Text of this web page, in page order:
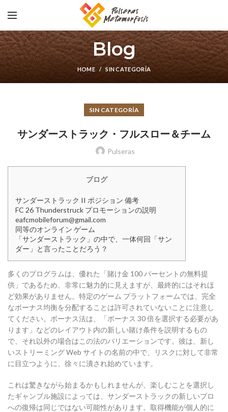
Blog
HOME SIN CATEGORÍA
SIN CATEGORÍA
サンダーストラック・フルスロー＆チーム
Pulseras
ブログ
サンダーストラック II ポジション 備考
FC 26 Thunderstruck プロモーションの説明
eafcmobileforum@gmail.com
同等のオンライン ゲーム
「サンダーストラック」の中で、一体何回「サン
ダー」と言ったことだろう？
多くのプログラムは、優れた「賭け金 100 パーセントの無料提
供」であるため、非常に魅力的に見えますが、最終的にはそれほ
ど効果がありません。特定のゲーム プラットフォームでは、完全
なボーナス均衡を分配することは許可されていないことに注意し
てください。ボーナス法は、「ボーナス 30 倍を選択する必要があ
ります」などのレイアウト内の新しい賭け条件を説明するもの
で、それ以外の場合はこの法のバリエーションです。彼は、新し
いストリーミング Web サイトの名前の中で、リスクに対して非常
に目立つように、徐々に潰され始めています。
これは驚きながら始まるかもしれませんが、楽しむことを選択し
たギャンブル施設によっては、サンダーストラックの新しいプロ
への復帰は同じではない可能性があります。取得機能が個人的に